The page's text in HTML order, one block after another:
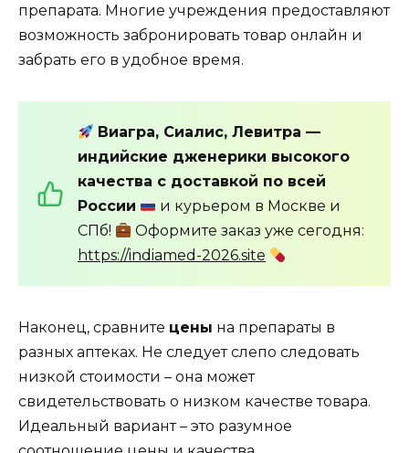
препарата. Многие учреждения предоставляют
возможность забронировать товар онлайн и
забрать его в удобное время.
Виагра, Сиалис, Левитра —
индийские дженерики высокого
качества с доставкой по всей
России
и курьером в Москве и
СПб!
Оформите заказ уже сегодня:
https://indiamed-2026.site
Наконец, сравните цены на препараты в
разных аптеках. Не следует слепо следовать
низкой стоимости – она может
свидетельствовать о низком качестве товара.
Идеальный вариант – это разумное